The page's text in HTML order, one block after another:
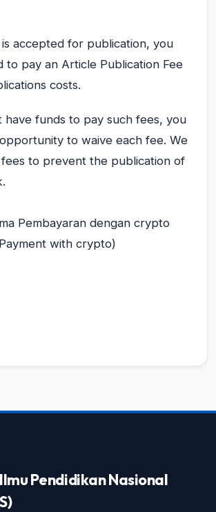
accepted for publication, you
to pay an Article Publication Fee
costs.
have funds to pay such fees, you
to waive each fee. We
to prevent the publication of
Pembayaran dengan crypto
with crypto)
Pendidikan Nasional